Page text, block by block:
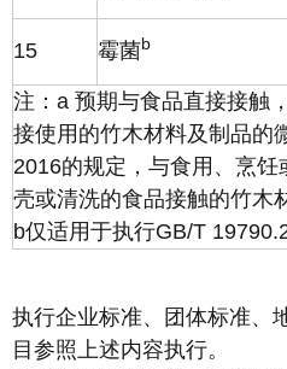
15 霉菌b
注：a 预期与食品直接接触
接使用的竹木材料及制品
2016的规定，与食用、烹
壳或清洗的食品接触的竹木
b仅适用于执行GB/T
执行企业标准、团体标准、
目参照上述内容执行。